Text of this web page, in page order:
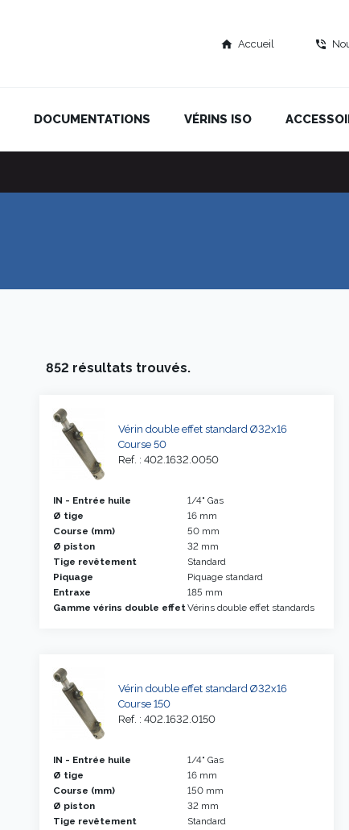
home Accueil phone_in_talk
DOCUMENTATIONS VÉRINS ISO
852 résultats trouvés.
Vérin double effet standard Ø32x16
Course 50
Ref. : 402.1632.0050
IN - Entrée huile
1/4" Gas
Ø tige
16 mm
Course (mm)
50 mm
Ø piston
32 mm
Tige revêtement
Standard
Piquage
Piquage standard
Entraxe
185 mm
Gamme vérins double effetVérins double effet standards
Vérin double effet standard Ø32x16
Course 150
Ref. : 402.1632.0150
IN - Entrée huile
1/4" Gas
Ø tige
16 mm
Course (mm)
150 mm
Ø piston
32 mm
Tige revêtement
Standard